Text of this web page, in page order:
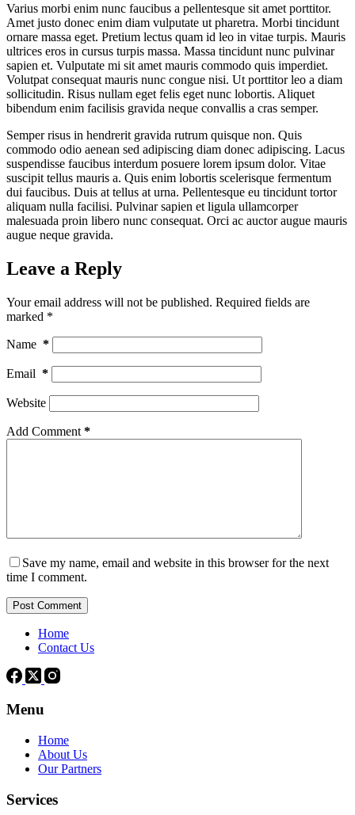
Varius morbi enim nunc faucibus a pellentesque sit amet porttitor.
Amet justo donec enim diam vulputate ut pharetra. Morbi tincidunt
ornare massa eget. Pretium lectus quam id leo in vitae turpis. Mauris
ultrices eros in cursus turpis massa. Massa tincidunt nunc pulvinar
sapien et. Vulputate mi sit amet mauris commodo quis imperdiet.
Volutpat consequat mauris nunc congue nisi. Ut porttitor leo a diam
sollicitudin. Risus nullam eget felis eget nunc lobortis. Aliquet
bibendum enim facilisis gravida neque convallis a cras semper.
Semper risus in hendrerit gravida rutrum quisque non. Quis
commodo odio aenean sed adipiscing diam donec adipiscing. Lacus
suspendisse faucibus interdum posuere lorem ipsum dolor. Vitae
suscipit tellus mauris a. Quis enim lobortis scelerisque fermentum
dui faucibus. Duis at tellus at urna. Pellentesque eu tincidunt tortor
aliquam nulla facilisi. Pulvinar sapien et ligula ullamcorper
malesuada proin libero nunc consequat. Orci ac auctor augue mauris
augue neque gravida.
Leave a Reply
Your email address will not be published. Required fields are
marked *
Name *
Email *
Website
Add Comment *
Save my name, email and website in this browser for the next
time I comment.
Post Comment
Home
Contact Us
Menu
Home
About Us
Our Partners
Services